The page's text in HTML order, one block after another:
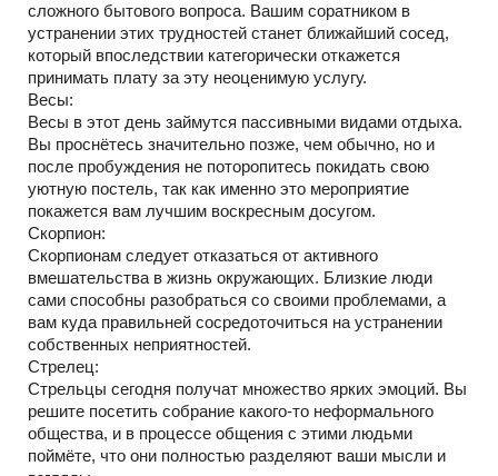
сложного бытового вопроса. Вашим соратником в
устранении этих трудностей станет ближайший сосед,
который впоследствии категорически откажется
принимать плату за эту неоценимую услугу.
Весы:
Весы в этот день займутся пассивными видами отдыха.
Вы проснётесь значительно позже, чем обычно, но и
после пробуждения не поторопитесь покидать свою
уютную постель, так как именно это мероприятие
покажется вам лучшим воскресным досугом.
Скорпион:
Скорпионам следует отказаться от активного
вмешательства в жизнь окружающих. Близкие люди
сами способны разобраться со своими проблемами, а
вам куда правильней сосредоточиться на устранении
собственных неприятностей.
Стрелец:
Стрельцы сегодня получат множество ярких эмоций. Вы
решите посетить собрание какого-то неформального
общества, и в процессе общения с этими людьми
поймёте, что они полностью разделяют ваши мысли и